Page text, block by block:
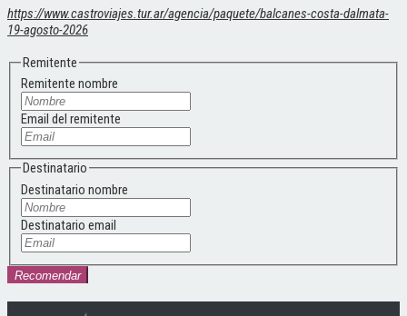
https://www.castroviajes.tur.ar/agencia/paquete/balcanes-costa-dalmata-
19-agosto-2026
Remitente
Remitente nombre
Email del remitente
Destinatario
Destinatario nombre
Destinatario email
Recomendar